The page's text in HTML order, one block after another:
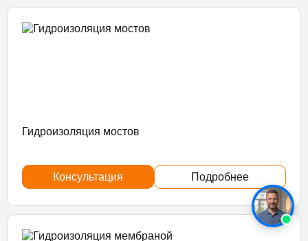
Гидроизоляция мостов
Консультация Подробнее